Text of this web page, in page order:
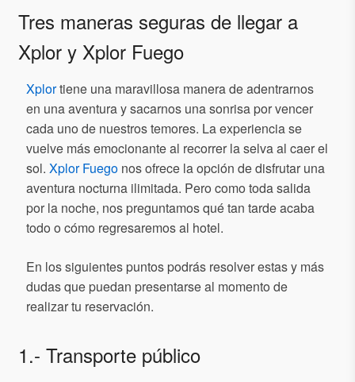
Tres maneras seguras de llegar a
Xplor y Xplor Fuego
Xplortiene una maravillosa manera de adentrarnos
en una aventura y sacarnos una sonrisa por vencer
cada uno de nuestros temores. La experiencia se
vuelve más emocionante al recorrer la selva al caer el
sol. Xplor Fuego nos ofrece la opción de disfrutar una
aventura nocturna ilimitada. Pero como toda salida
por la noche, nos preguntamos qué tan tarde acaba
todo o cómo regresaremos al hotel.
En los siguientes puntos podrás resolver estas y más
dudas que puedan presentarse al momento de
realizar tu reservación.
1.- Transporte público